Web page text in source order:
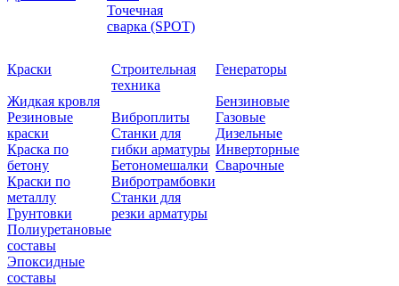
Точечная
сварка (SPOT)
Краски
Жидкая кровля
Резиновые
краски
Краска по
бетону
Краски по
металлу
Грунтовки
Полиуретановые
составы
Эпоксидные
составы
Строительная
техника
Виброплиты
Станки для
гибки арматуры
Бетономешалки
Вибротрамбовки
Станки для
резки арматуры
Генераторы
Бензиновые
Газовые
Дизельные
Инверторные
Сварочные